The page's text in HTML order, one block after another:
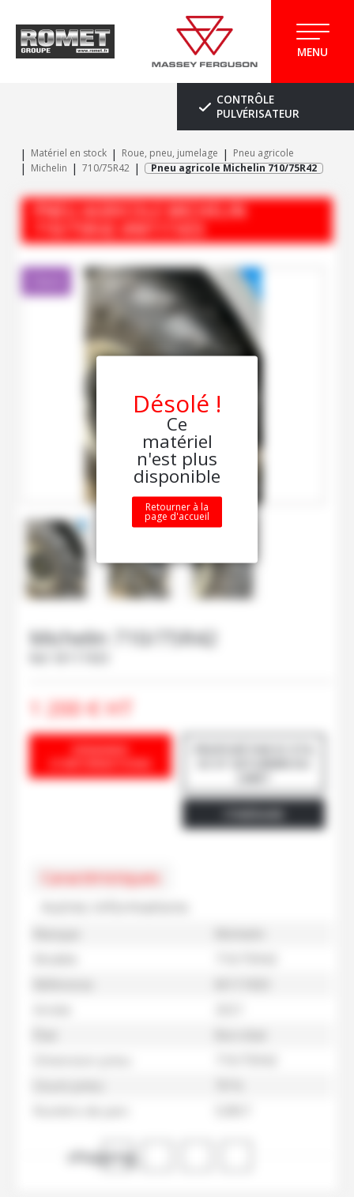
MENU
CONTRÔLE
PULVÉRISATEUR
Matériel en stock Roue, pneu, jumelage
Pneu agricole
Michelin
710/75R42 Pneu agricole Michelin 710/75R42
PNEU AGRICOLE
MICHELIN
Michelin 710/75R42
1 200€HT
shopping_cart
Caractéristiques
Désolé !
Ce
matériel
n'est plus
disponible
Retourner à la
page d'accueil